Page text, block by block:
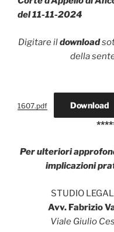
del 11-11-2024
Digitare ildownload
della
1607.pdf Download
Per ulteriori
implicazioni
STUDIO
Avv. Fabrizio
Viale Giulio